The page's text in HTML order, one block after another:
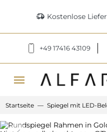
delivery_truck_speed Kostenlose
+49 17416 43109
menu
Startseite Spiegel mit LED-